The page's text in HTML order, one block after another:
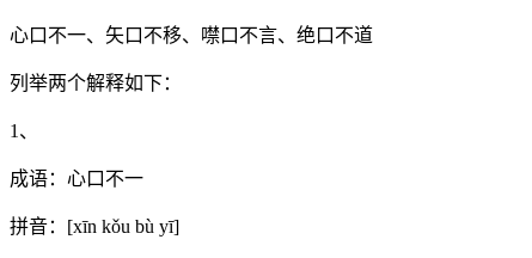
心口不一、矢口不移、噤口不言、绝口不道
列举两个解释如下：
1、
成语：心口不一
拼音：[xīn kǒu bù yī]